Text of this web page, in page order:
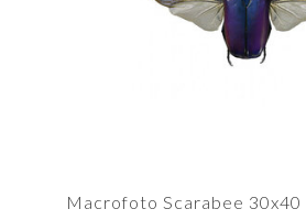
Macrofoto Scarabee 30x40